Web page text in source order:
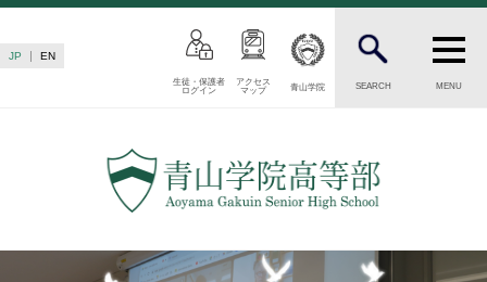
JP EN
生徒・保護者
ログイン
アクセス
マップ
青山学院 SEARCH MENU